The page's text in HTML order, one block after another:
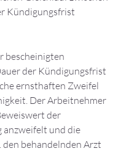
Kündigungsfrist
bescheinigten
der Kündigungsfrist
ernsthaften Zweifel
Der Arbeitnehmer
der
und die
behandelnden Arzt